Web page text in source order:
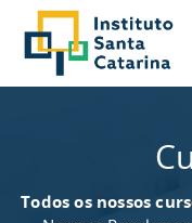
Todos os nossos